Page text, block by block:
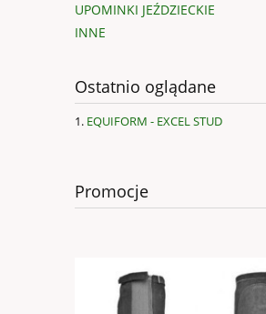
UPOMINKI JEŹDZIECKIE
INNE
Ostatnio oglądane
EQUIFORM - EXCEL STUD
Promocje